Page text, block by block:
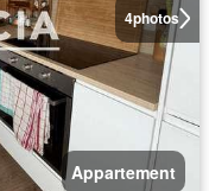
4photos
Appartement